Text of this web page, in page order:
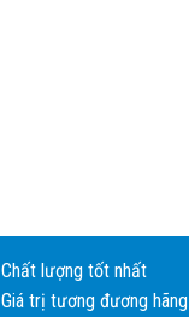
Chất lượng tốt nhất
Giá trị tương đương hãng